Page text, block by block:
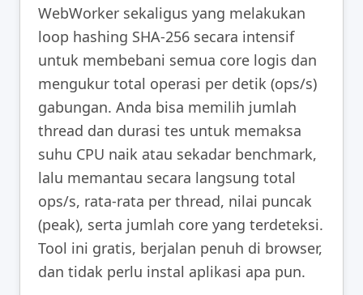
WebWorker sekaligus yang melakukan
loop hashing SHA-256 secara intensif
untuk membebani semua core logis dan
mengukur total operasi per detik (ops/s)
gabungan. Anda bisa memilih jumlah
thread dan durasi tes untuk memaksa
suhu CPU naik atau sekadar benchmark,
lalu memantau secara langsung total
ops/s, rata-rata per thread, nilai puncak
(peak), serta jumlah core yang terdeteksi.
Tool ini gratis, berjalan penuh di browser,
dan tidak perlu instal aplikasi apa pun.